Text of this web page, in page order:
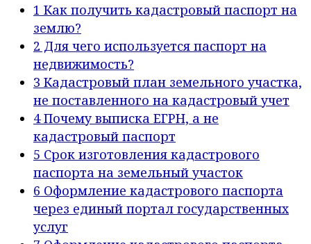
1 Как получить кадастровый паспорт на
землю?
2 Для чего используется паспорт на
недвижимость?
3 Кадастровый план земельного участка,
не поставленного на кадастровый учет
4Почему выписка ЕГРН, а не
кадастровый паспорт
5 Срок изготовления кадастрового
паспорта на земельный участок
6 Оформление кадастрового паспорта
через единый портал государственных
услуг